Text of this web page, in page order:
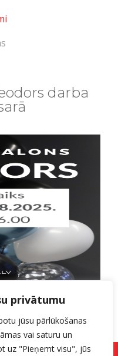
privātumu
jūsu pārlūkošanas
vai saturu un
uz "Pieņemt visu", jūs
darba
“Teodors” arī
kvalitatīvus frizieru
cenām arī vasaras
76, 13. stāvs